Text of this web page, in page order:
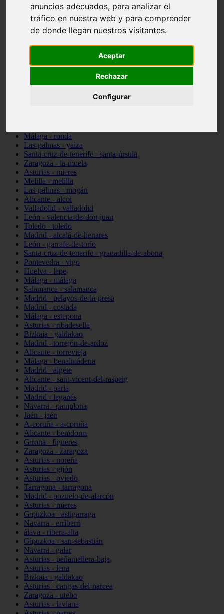
anuncios adecuados, para analizar el
tráfico en nuestra web y para comprender
de donde llegan nuestros visitantes.
Aceptar
Rechazar
Configurar
álava - vitoria-gasteiz
Málaga - marbella
Zaragoza - zaragoza
Barcelona - barcelona
Valencia - valencia
Toledo - seseña
Cantabria - val-de-san-vicente
Málaga - ronda
Las-palmas - yaiza
Santa-cruz-de-tenerife - santa-úrsula
Zaragoza - la-muela
Asturias - mieres
Melilla - melilla
Las-palmas - mogán
Alicante - alcoi
Valladolid - valladolid
León - valencia-de-don-juan
Toledo - toledo
Madrid - alcalá-de-henares
León - garrafe-de-torío
Santa-cruz-de-tenerife - granadilla-de-abona
Pontevedra - vigo
Huelva - lepe
Málaga - málaga
Salamanca - salamanca
Madrid - pelayos-de-la-presa
Madrid - coslada
Málaga - estepona
Asturias - ribadesella
Bizkaia - galdakao
Madrid - torrejón-de-ardoz
Alicante - torrevieja
Málaga - benalmádena
Madrid - algete
Alicante - sant-vicent-del-raspeig
Madrid - parla
Madrid - leganés
Navarra - pamplona
Jaén - jaén
A-coruña - a-coruña
Alicante - benidorm
Girona - figueres
Zaragoza - zaragoza
Asturias - noreña
Asturias - gijón
Asturias - oviedo
Tarragona - tarragona
Madrid - pozuelo-de-alarcón
Asturias - mieres
Gipuzkoa - astigarraga
Navarra - erriberri
álava - ribera-alta
Gipuzkoa - san-sebastián
Navarra - galar
Asturias - peñamellera-baja
Asturias - lena
Bizkaia - galdakao
Asturias - cangas-del-narcea
Zaragoza - utebo
Asturias - laviana